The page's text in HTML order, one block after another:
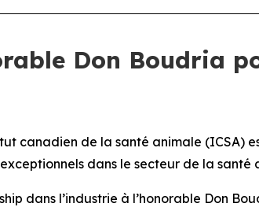
Don Boudria
canadien de la santé animale (ICSA)
dans le secteur de la santé
dans l’industrie à l’honorable Don